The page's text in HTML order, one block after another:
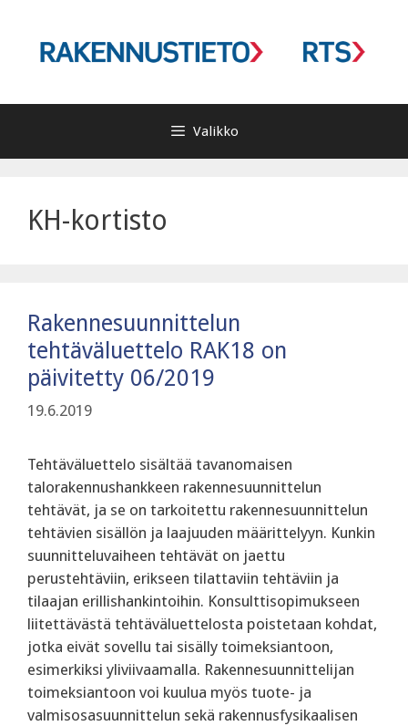
Valikko
KH-kortisto
Rakennesuunnittelun
tehtäväluettelo RAK18 on
päivitetty 06/2019
19.6.2019
Tehtäväluettelo sisältää tavanomaisen
talorakennushankkeen rakennesuunnittelun
tehtävät, ja se on tarkoitettu rakennesuunnittelun
tehtävien sisällön ja laajuuden määrittelyyn. Kunkin
suunnitteluvaiheen tehtävät on jaettu
perustehtäviin, erikseen tilattaviin tehtäviin ja
tilaajan erillishankintoihin. Konsulttisopimukseen
liitettävästä tehtäväluettelosta poistetaan kohdat,
jotka eivät sovellu tai sisälly toimeksiantoon,
esimerkiksi yliviivaamalla. Rakennesuunnittelijan
toimeksiantoon voi kuulua myös tuote- ja
valmisosasuunnittelun sekä rakennusfysikaalisen